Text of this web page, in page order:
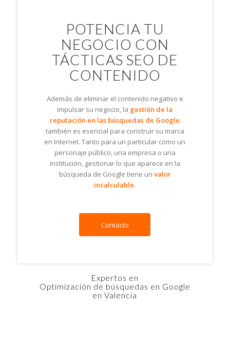
POTENCIA TU
NEGOCIO CON
TÁCTICAS SEO DE
CONTENIDO
Además de eliminar el contenido negativo e
impulsar su negocio, la gestión de la
reputación en las búsquedas de Google
también es esencial para construir su marca
en Internet. Tanto para un particular como un
personaje público, una empresa o una
institución, gestionar lo que aparece en la
búsqueda de Google tiene un valor
incalculable.
Contacto
Expertos en
Optimización de búsquedas en Google
en Valencia